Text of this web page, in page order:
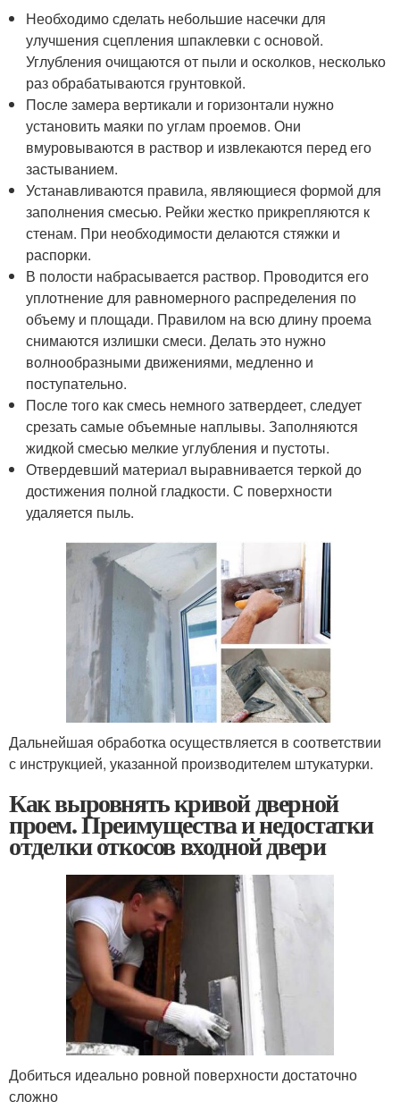
Необходимо сделать небольшие насечки для
улучшения сцепления шпаклевки с основой.
Углубления очищаются от пыли и осколков, несколько
раз обрабатываются грунтовкой.
После замера вертикали и горизонтали нужно
установить маяки по углам проемов. Они
вмуровываются в раствор и извлекаются перед его
застыванием.
Устанавливаются правила, являющиеся формой для
заполнения смесью. Рейки жестко прикрепляются к
стенам. При необходимости делаются стяжки и
распорки.
В полости набрасывается раствор. Проводится его
уплотнение для равномерного распределения по
объему и площади. Правилом на всю длину проема
снимаются излишки смеси. Делать это нужно
волнообразными движениями, медленно и
поступательно.
После того как смесь немного затвердеет, следует
срезать самые объемные наплывы. Заполняются
жидкой смесью мелкие углубления и пустоты.
Отвердевший материал выравнивается теркой до
достижения полной гладкости. С поверхности
удаляется пыль.
Дальнейшая обработка осуществляется в соответствии
с инструкцией, указанной производителем штукатурки.
Как выровнять кривой дверной
проем. Преимущества и недостатки
отделки откосов входной двери
Добиться идеально ровной поверхности достаточно
сложно